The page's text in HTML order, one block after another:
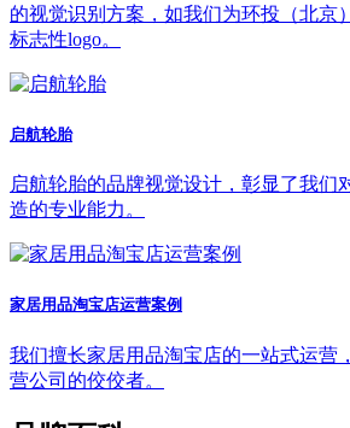
的视觉识别方案，如我们为环投（北京
标志性logo。
启航轮胎
启航轮胎的品牌视觉设计，彰显了我们
造的专业能力。
家居用品淘宝店运营案例
我们擅长家居用品淘宝店的一站式运营
营公司的佼佼者。